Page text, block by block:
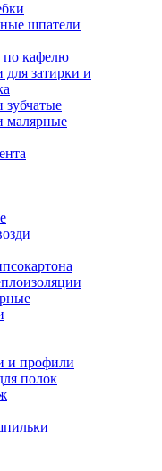
шпатели
по кафелю
затирки и
малярные
и профили
полок